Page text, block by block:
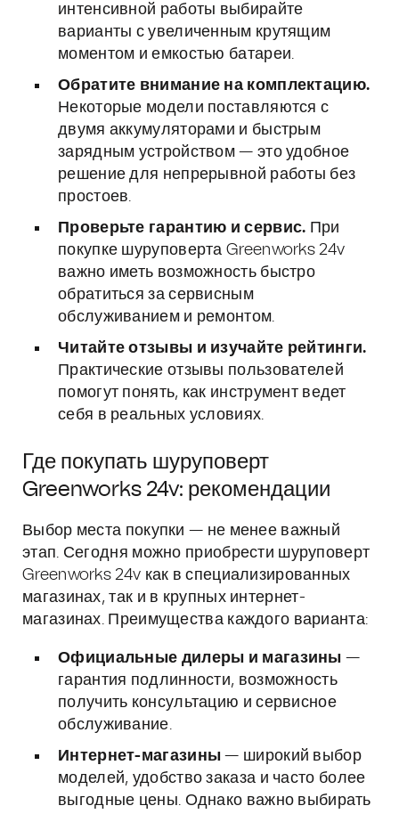
интенсивной работы выбирайте
варианты с увеличенным крутящим
моментом и емкостью батареи.
Обратите внимание на комплектацию.
Некоторые модели поставляются с
двумя аккумуляторами и быстрым
зарядным устройством — это удобное
решение для непрерывной работы без
простоев.
Проверьте гарантию и сервис. При
покупке шуруповерта Greenworks 24v
важно иметь возможность быстро
обратиться за сервисным
обслуживанием и ремонтом.
Читайте отзывы и изучайте рейтинги.
Практические отзывы пользователей
помогут понять, как инструмент ведет
себя в реальных условиях.
Где покупать шуруповерт
Greenworks 24v: рекомендации
Выбор места покупки — не менее важный
этап. Сегодня можно приобрести шуруповерт
Greenworks 24v как в специализированных
магазинах, так и в крупных интернет-
магазинах. Преимущества каждого варианта:
Официальные дилеры и магазины —
гарантия подлинности, возможность
получить консультацию и сервисное
обслуживание.
Интернет-магазины — широкий выбор
моделей, удобство заказа и часто более
выгодные цены. Однако важно выбирать